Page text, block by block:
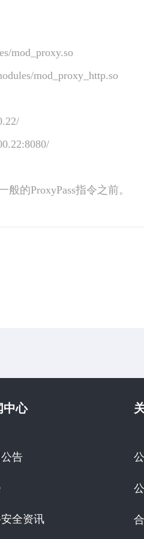
mod_proxy.so
mod_proxy_http.so
的ProxyPass指令之前。
中心
告
全资讯